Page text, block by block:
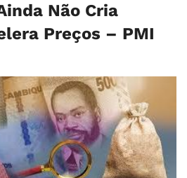
Não Cria
Preços – PMI